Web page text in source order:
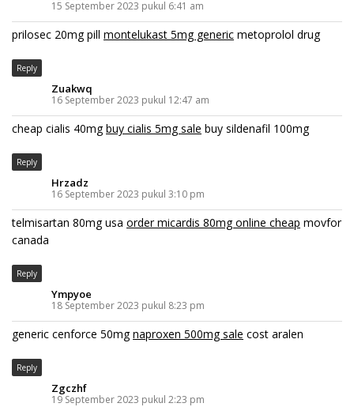
15 September 2023 pukul 6:41 am
prilosec 20mg pill montelukast 5mg generic metoprolol drug
Reply
Zuakwq
16 September 2023 pukul 12:47 am
cheap cialis 40mgbuy cialis 5mg sale buy sildenafil 100mg
Reply
Hrzadz
16 September 2023 pukul 3:10 pm
telmisartan 80mg usa order micardis 80mg online cheap movfor
canada
Reply
Ympyoe
18 September 2023 pukul 8:23 pm
generic cenforce 50mgnaproxen 500mg sale cost aralen
Reply
Zgczhf
19 September 2023 pukul 2:23 pm